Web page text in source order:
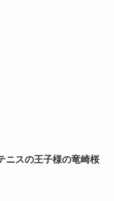
ニスの王子様の竜崎桜